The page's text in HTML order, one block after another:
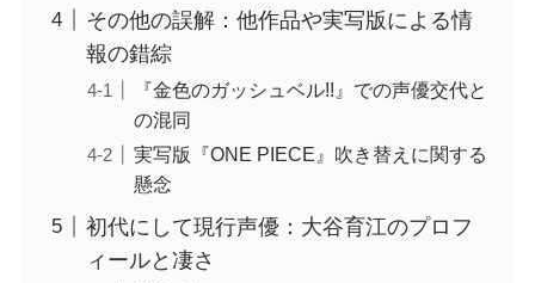
その他の誤解：他作品や実写版による情
報の錯綜
『金色のガッシュベル!!』での声優交代と
の混同
実写版『ONE PIECE』吹き替えに関する
懸念
初代にして現行声優：大谷育江のプロフ
ィールと凄さ